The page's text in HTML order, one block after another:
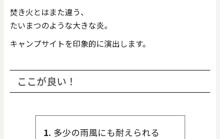
焚き火とはまた違う、
たいまつのような大きな炎。
キャンプサイトを印象的に演出します。
ここが良い！
多少の雨風にも耐えられる